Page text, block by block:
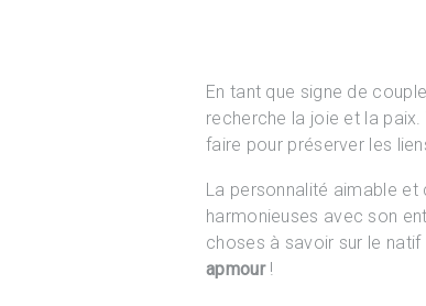
En tant que signe de
recherche la joie et la
faire pour préserver les
La personnalité aimable
harmonieuses avec son
choses à savoir sur le
apmour!